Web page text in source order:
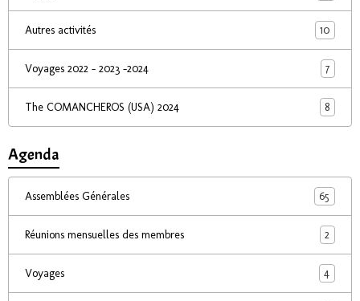
Autres activités 10
Voyages 2022 - 2023 -2024 7
The COMANCHEROS (USA) 2024 8
Agenda
Assemblées Générales 65
Réunions mensuelles des membres 2
Voyages 4